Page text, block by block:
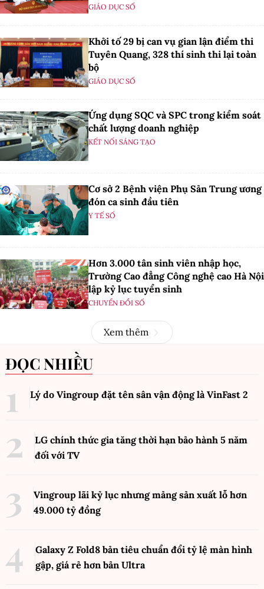
GIÁO DỤC SỐ
Khởi tố 29 bị can vụ gian lận điểm thi
Tuyên Quang, 328 thí sinh thi lại toàn
bộ
GIÁO DỤC SỐ
Ứng dụng SQC và SPC trong kiểm soát
chất lượng doanh nghiệp
KẾT NỐI SÁNG TẠO
Cơ sở 2 Bệnh viện Phụ Sản Trung ương
đón ca sinh đầu tiên
Y TẾ SỐ
Hơn 3.000 tân sinh viên nhập học,
Trường Cao đẳng Công nghệ cao Hà Nội
lập kỷ lục tuyển sinh
CHUYỂN ĐỔI SỐ
Xem thêm
ĐỌC NHIỀU
Lý do Vingroup đặt tên sân vận động là VinFast 2
LG chính thức gia tăng thời hạn bảo hành 5 năm
đối với TV
Vingroup lãi kỷ lục nhưng mảng sản xuất lỗ hơn
49.000 tỷ đồng
Galaxy Z Fold8 bản tiêu chuẩn đổi tỷ lệ màn hình
gập, giá rẻ hơn bản Ultra